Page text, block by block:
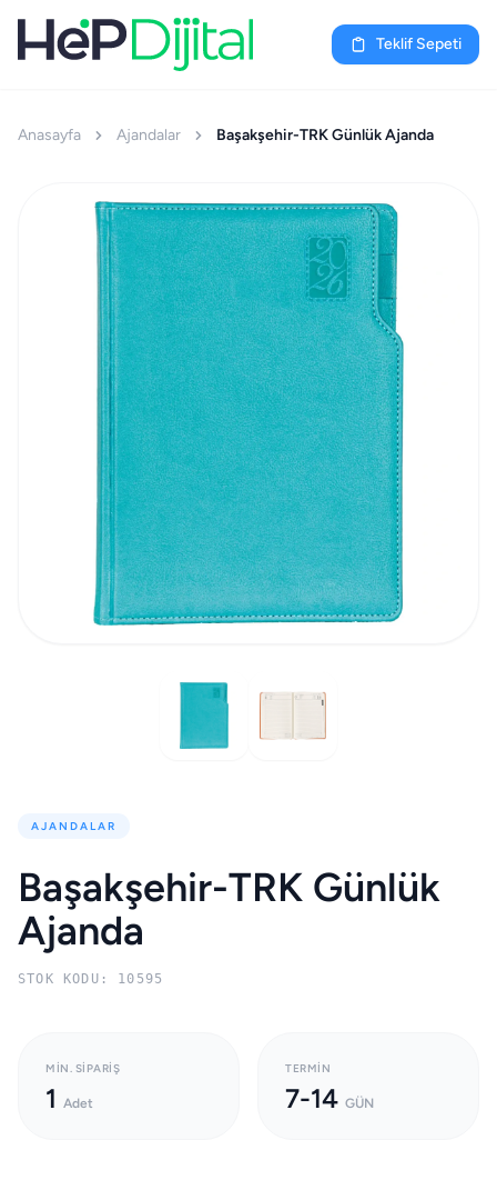
Teklif Sepeti
Anasayfa Ajandalar Başakşehir-TRK Günlük Ajanda
AJANDALAR
Başakşehir-TRK Günlük
Ajanda
STOK KODU: 10595
MIN. SIPARIŞ
1 Adet
TERMIN
7-14 GÜN